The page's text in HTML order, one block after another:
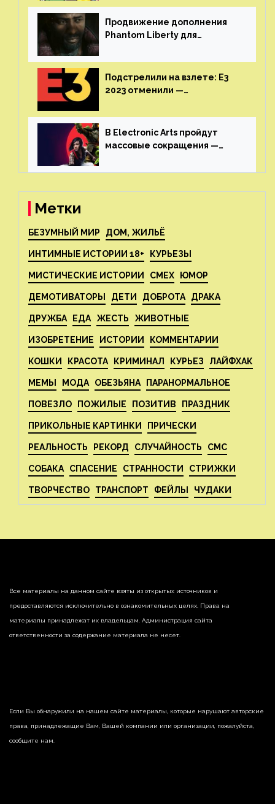
аниме от Netflix
Продвижение дополнения
Phantom Liberty для
июне
Подстрелили на взлете: E3
2023 отменили —
выставка не вернется
В Electronic Arts пройдут
массовые сокращения —
реструктуризацию
Метки
БЕЗУМНЫЙ МИР ДОМ, ЖИЛЬЁ
ИНТИМНЫЕ ИСТОРИИ 18+ КУРЬЕЗЫ
МИСТИЧЕСКИЕ ИСТОРИИ СМЕХ ЮМОР
ДЕМОТИВАТОРЫ ДЕТИ ДОБРОТА ДРАКА
ДРУЖБА ЕДА ЖЕСТЬ ЖИВОТНЫЕ
ИЗОБРЕТЕНИЕ ИСТОРИИ КОММЕНТАРИИ
КОШКИ КРАСОТА КРИМИНАЛ КУРЬЕЗ ЛАЙФХАК
МЕМЫ МОДА ОБЕЗЬЯНА ПАРАНОРМАЛЬНОЕ
ПОВЕЗЛО ПОЖИЛЫЕ ПОЗИТИВ ПРАЗДНИК
ПРИКОЛЬНЫЕ КАРТИНКИ ПРИЧЕСКИ
РЕАЛЬНОСТЬ РЕКОРД СЛУЧАЙНОСТЬ СМС
СОБАКА СПАСЕНИЕ СТРАННОСТИ СТРИЖКИ
ТВОРЧЕСТВО ТРАНСПОРТ ФЕЙЛЫ ЧУДАКИ
Все материалы на данном сайте взяты из открытых источников и
предоставляются исключительно в ознакомительных целях. Права на
материалы принадлежат их владельцам. Администрация сайта
ответственности за содержание материала не несет.
Если Вы обнаружили на нашем сайте материалы, которые нарушают авторские
права, принадлежащие Вам, Вашей компании или организации, пожалуйста,
сообщите нам.